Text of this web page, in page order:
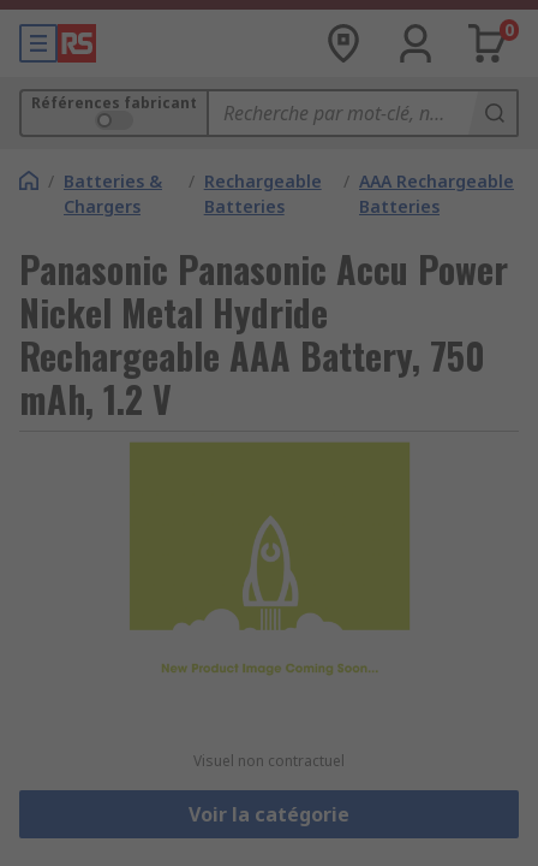
0
Références fabricant
/ Batteries &
Chargers
/ Rechargeable
Batteries
/ AAA Rechargeable
Batteries
Panasonic Panasonic Accu Power
Nickel Metal Hydride
Rechargeable AAA Battery, 750
mAh, 1.2 V
Visuel non contractuel
Voir la catégorie